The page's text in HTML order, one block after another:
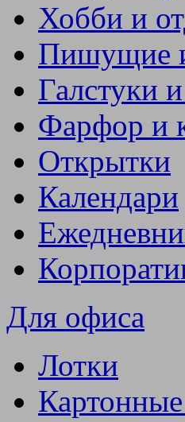
Хобби и
Пишущие
Галстуки
Фарфор и
Открытки
Календари
Для офиса
Лотки